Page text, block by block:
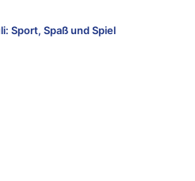
Sport, Spaß und Spiel